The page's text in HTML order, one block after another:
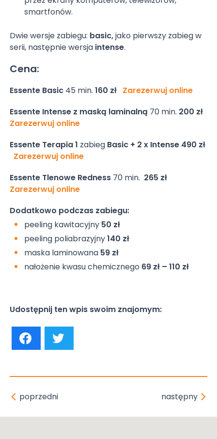
smartfonów.
Dwie wersje zabiegu: basic,jako pierwszy zabieg w
serii, następnie wersja intense.
Cena:
Essente Basic 45 min. 160 zł Zarezerwuj online
Essente Intense z maską laminalną 70 min. 200 zł
Zarezerwuj online
Essente Terapia 1 zabieg Basic + 2 x Intense 490 zł
Zarezerwuj online
Essente Tlenowe Redness 70 min. 265 zł
Zarezerwuj online
Dodatkowo podczas zabiegu:
peeling kawitacyjny 50 zł
peeling poliabrazyjny140 zł
maska laminowana 59 zł
nałożenie kwasu chemicznego 69 zł – 110 zł
Udostępnij ten wpis swoim znajomym:
poprzedni następny